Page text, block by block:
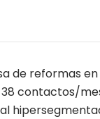
de reformas
contactos/